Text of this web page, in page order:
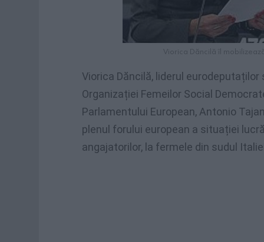
Viorica Dăncilă îl
Viorica Dăncilă, liderul
Organizației Femeilor Social
Parlamentului European, Antonio
plenul forului european a situației
angajatorilor, la fermele din sudul